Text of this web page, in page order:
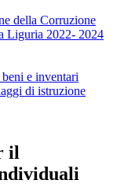
della Corruzione
Liguria 2022- 2024
e inventari
di istruzione
il